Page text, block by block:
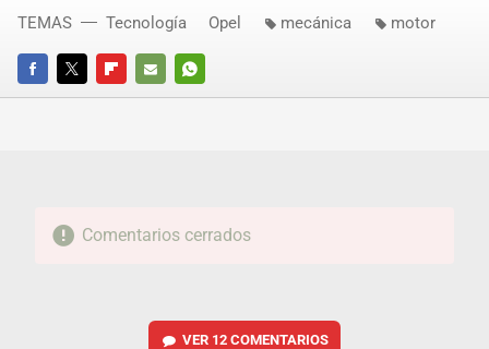
FACEBOOKTWITTERFLIPBOARD
E-
WHATSAPP
TEMAS Tecnología Opel mecánica motor
Comentarios cerrados
VER 12 COMENTARIOS